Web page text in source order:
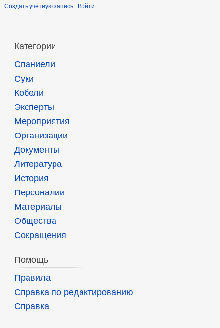
Создать учётную запись Войти
Категории
Спаниели
Суки
Кобели
Эксперты
Мероприятия
Организации
Документы
Литература
История
Персоналии
Материалы
Общества
Сокращения
Помощь
Правила
Справка по редактированию
Справка